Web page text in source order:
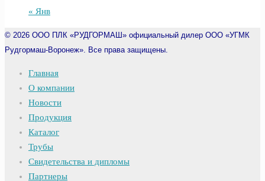
« Янв
© 2026 ООО ПЛК «РУДГОРМАШ» официальный дилер ООО «УГМК
Рудгормаш-Воронеж». Все права защищены.
Главная
О компании
Новости
Продукция
Каталог
Трубы
Свидетельства и дипломы
Партнеры